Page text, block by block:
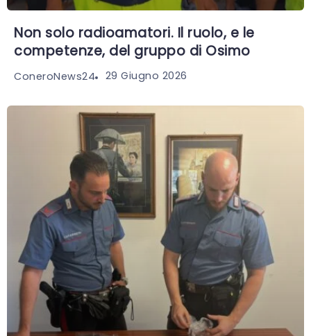
Non solo radioamatori. Il ruolo, e le
competenze, del gruppo di Osimo
ConeroNews24 29 Giugno 2026